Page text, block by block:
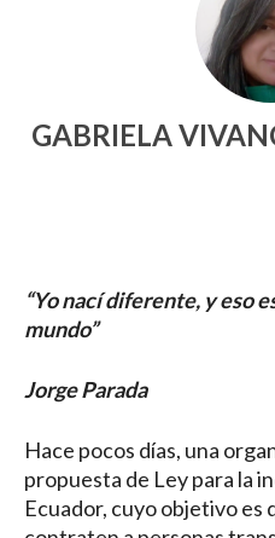
GABRIELA
“Yo nací diferente, y eso
mundo”
Jorge Parada
Hace pocos días, una
propuesta de Ley para la
Ecuador, cuyo objetivo es